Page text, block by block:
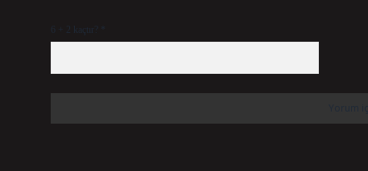
6 + 2 kaçtır? *